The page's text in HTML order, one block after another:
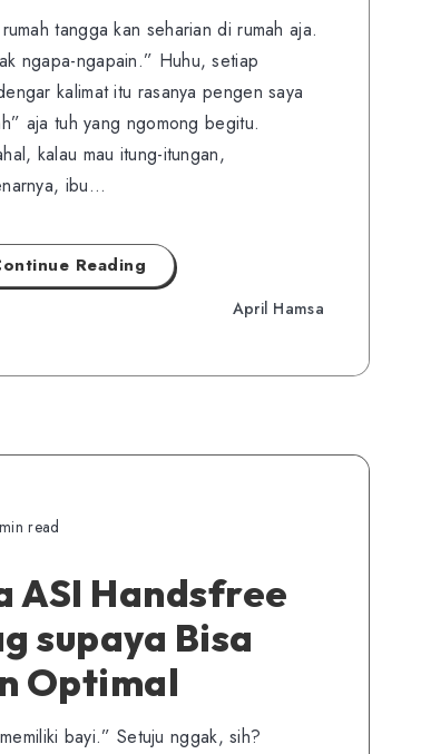
tangga kan seharian di rumah aja.
ngapa-ngapain.” Huhu, setiap
kalimat itu rasanya pengen saya
aja tuh yang ngomong begitu.
kalau mau itung-itungan,
ibu…
Reading
April Hamsa
read
ASI Handsfree
supaya Bisa
Optimal
bayi.” Setuju nggak, sih?